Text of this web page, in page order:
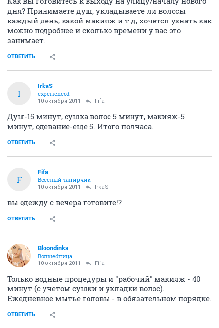
дня? Принимаете душ, укладываете ли волосы
каждый день, какой макияж и т.д, хочется узнать как
можно подробнее и сколько времени у вас это
занимает.
ОТВЕТИТЬ
I
IrkaS
experienced
10 октября 2011 Fifa
Душ-15 минут, сушка волос 5 минут, макияж-5
минут, одевание-еще 5. Итого полчаса.
ОТВЕТИТЬ
F
Fifa
Веселый тапирчик
10 октября 2011 IrkaS
вы одежду с вечера готовите!?
ОТВЕТИТЬ
Bloondinka
Волшебница...
10 октября 2011 Fifa
Только водные процедуры и "рабочий" макияж - 40
минут (с учетом сушки и укладки волос).
Ежедневное мытье головы - в обязательном порядке.
ОТВЕТИТЬ